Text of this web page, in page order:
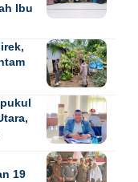
Ibu
19